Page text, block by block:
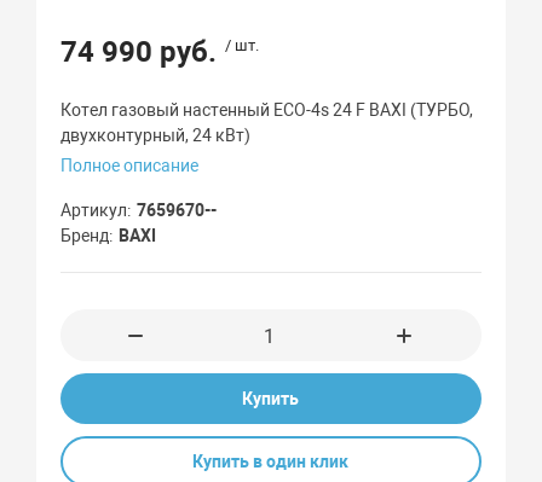
74 990 руб. / шт.
Котел газовый настенный ECO-4s 24 F BAXI (ТУРБО,
двухконтурный, 24 кВт)
Полное описание
Артикул 7659670--
Бренд
BAXI
Купить
Купить в один клик